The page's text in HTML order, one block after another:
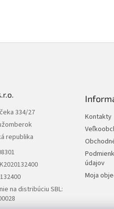
334/27
republika
na distribúciu SBL:
Kontakty
údajov
Moja